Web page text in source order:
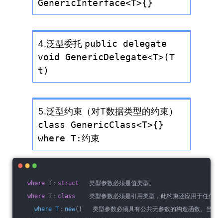
GenericInterface<T>{}
4.泛型委托 public delegate
void GenericDelegate<T>(T
t)
5.泛型约束（对T数据类型的约束）
class GenericClass<T>{}
where T:约束
where T： struct 类型参数必须是值类型。
where T： class 类型参数必须是引用类型，此约束还应用于任何类
where T ： new()   类型参数必须具有公共无参数的构造函数。当与